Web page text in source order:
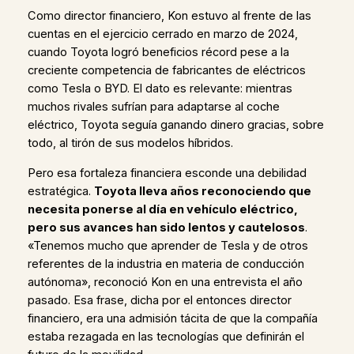
Como director financiero, Kon estuvo al frente de las
cuentas en el ejercicio cerrado en marzo de 2024,
cuando Toyota logró beneficios récord pese a la
creciente competencia de fabricantes de eléctricos
como Tesla o BYD. El dato es relevante: mientras
muchos rivales sufrían para adaptarse al coche
eléctrico, Toyota seguía ganando dinero gracias, sobre
todo, al tirón de sus modelos híbridos.
Pero esa fortaleza financiera esconde una debilidad
estratégica. Toyota lleva años reconociendo que
necesita ponerse al día en vehículo eléctrico,
pero sus avances han sido lentos y cautelosos.
«Tenemos mucho que aprender de Tesla y de otros
referentes de la industria en materia de conducción
autónoma», reconoció Kon en una entrevista el año
pasado. Esa frase, dicha por el entonces director
financiero, era una admisión tácita de que la compañía
estaba rezagada en las tecnologías que definirán el